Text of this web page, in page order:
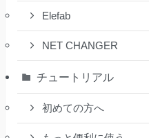
Elefab
NET CHANGER
チュートリアル
初めての方へ